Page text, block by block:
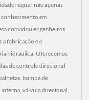
requer não apenas
conhecimento em
convidou engenheiros
a fabricação e o
hidráulica. Oferecemos
de controle direcional
bomba de
válvula direcional,